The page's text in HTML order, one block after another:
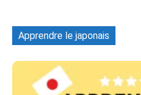
Apprendre le japonais